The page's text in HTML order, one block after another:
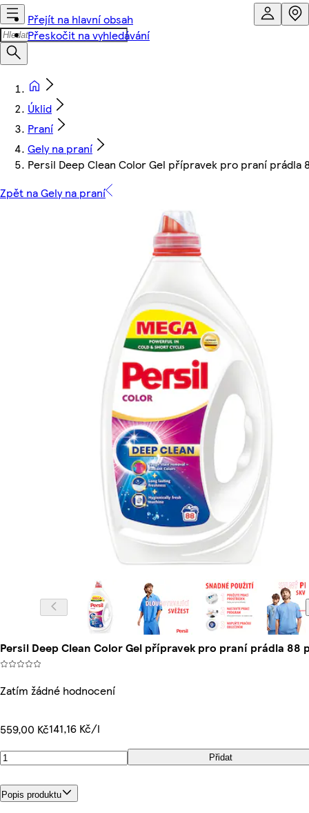
Přejít na hlavní obsah
Přeskočit na vyhledávání
Úklid
Praní
Gely na praní
Persil Deep Clean Color Gel přípravek pro praní prádla
Zpět na Gely na praní
Persil Deep Clean Color Gel přípravek pro praní prádla 88
Zatím žádné hodnocení
559,00 Kč141,16 Kč/l
Přidat
Popis produktu